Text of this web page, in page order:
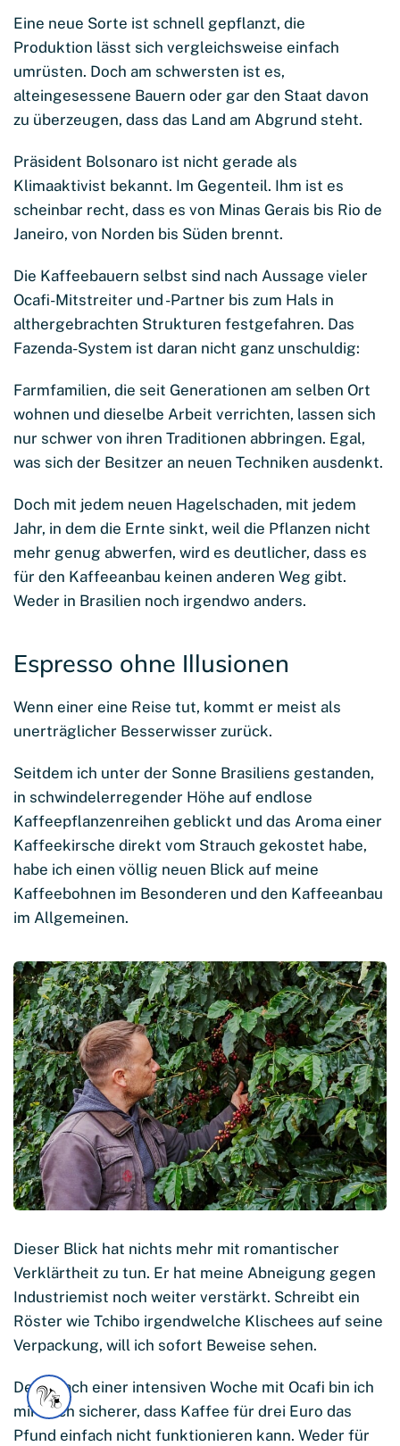
Eine neue Sorte ist schnell gepflanzt, die
Produktion lässt sich vergleichsweise einfach
umrüsten. Doch am schwersten ist es,
alteingesessene Bauern oder gar den Staat davon
zu überzeugen, dass das Land am Abgrund steht.
Präsident Bolsonaro ist nicht gerade als
Klimaaktivist bekannt. Im Gegenteil. Ihm ist es
scheinbar recht, dass es von Minas Gerais bis Rio de
Janeiro, von Norden bis Süden brennt.
Die Kaffeebauern selbst sind nach Aussage vieler
Ocafi-Mitstreiter und -Partner bis zum Hals in
althergebrachten Strukturen festgefahren. Das
Fazenda-System ist daran nicht ganz unschuldig:
Farmfamilien, die seit Generationen am selben Ort
wohnen und dieselbe Arbeit verrichten, lassen sich
nur schwer von ihren Traditionen abbringen. Egal,
was sich der Besitzer an neuen Techniken ausdenkt.
Doch mit jedem neuen Hagelschaden, mit jedem
Jahr, in dem die Ernte sinkt, weil die Pflanzen nicht
mehr genug abwerfen, wird es deutlicher, dass es
für den Kaffeeanbau keinen anderen Weg gibt.
Weder in Brasilien noch irgendwo anders.
Espresso ohne Illusionen
Wenn einer eine Reise tut, kommt er meist als
unerträglicher Besserwisser zurück.
Seitdem ich unter der Sonne Brasiliens gestanden,
in schwindelerregender Höhe auf endlose
Kaffeepflanzenreihen geblickt und das Aroma einer
Kaffeekirsche direkt vom Strauch gekostet habe,
habe ich einen völlig neuen Blick auf meine
Kaffeebohnen im Besonderen und den Kaffeeanbau
im Allgemeinen.
Dieser Blick hat nichts mehr mit romantischer
Verklärtheit zu tun. Er hat meine Abneigung gegen
Industriemist noch weiter verstärkt. Schreibt ein
Röster wie Tchibo irgendwelche Klischees auf seine
Verpackung, will ich sofort Beweise sehen.
Denn nach einer intensiven Woche mit Ocafi bin ich
mir noch sicherer, dass Kaffee für drei Euro das
Pfund einfach nicht funktionieren kann. Weder für